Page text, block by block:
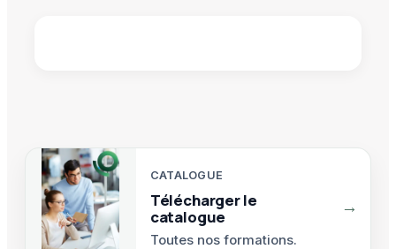
CATALOGUE
Télécharger le
catalogue
Toutes nos formations.
→